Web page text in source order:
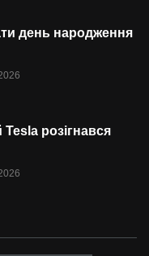
день народження
Tesla розігнався